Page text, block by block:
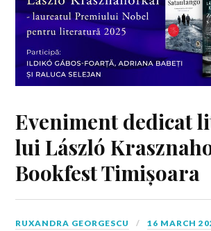
Eveniment dedicat
lui László
Bookfest Timișoara
RUXANDRA GEORGESCU 16 MARCH